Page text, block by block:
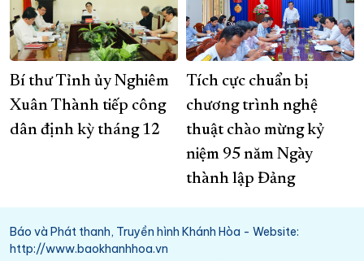
Bí thư Tỉnh ủy Nghiêm
Xuân Thành tiếp công
dân định kỳ tháng 12
Tích cực chuẩn bị
chương trình nghệ
thuật chào mừng kỷ
niệm 95 năm Ngày
thành lập Đảng
Báo và Phát thanh, Truyền hình Khánh Hòa - Website:
http://www.baokhanhhoa.vn